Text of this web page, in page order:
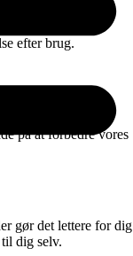
efter brug.
og vores
på at forbedre vores
gør det lettere for dig
dig selv.